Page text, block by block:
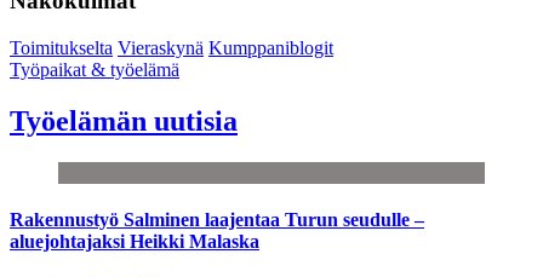
Toimitukselta Vieraskynä Kumppaniblogit
Työpaikat & työelämä
Työelämän uutisia
Rakennustyö Salminen laajentaa Turun seudulle –
aluejohtajaksi Heikki Malaska